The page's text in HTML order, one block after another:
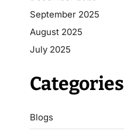
September 2025
August 2025
July 2025
Categories
Blogs